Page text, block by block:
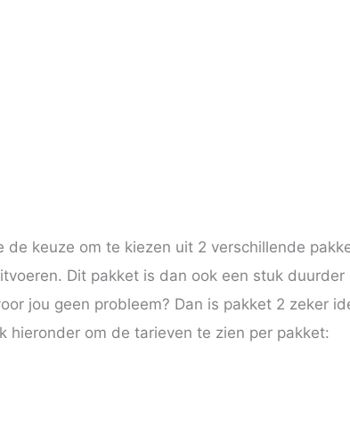
de keuze om te kiezen uit 2 verschillende
Dit pakket is dan ook een stuk duurder
jou geen probleem? Dan is pakket 2 zeker
hieronder om de tarieven te zien per pakket: